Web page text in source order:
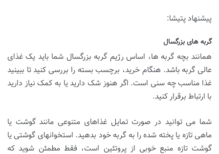
پیشنهاد پتیشا:
گربه های بزرگسال
همانند بچه گربه ها، اساس رژیم گربه بزرگسال شما باید یک غذای
عالی گربه باشد. هنگام خرید، برچسب بسته را بررسی کنید تا ببینید
غذا مناسب چه سنی است. اگر هنوز شک دارید یا به کمک نیاز دارید
با ارتباط برقرار کنید.
شما می توانید در صورت تمایل غذاهای متنوعی مانند گوشت یا
ماهی تازه یا پخته شده را به گربه خود بدهید. استخوانهای گوشتی یا
گوشت تازه منبع خوبی از پروتئین است، فقط مطمئن شوید که